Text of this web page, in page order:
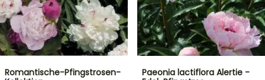
Romantische-Pfingstrosen-
Paeonia lactiflora Alertie -